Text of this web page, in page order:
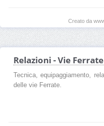
Creato da
Relazioni - Vie Ferrate
Tecnica, equipaggiamento,
delle vie Ferrate.